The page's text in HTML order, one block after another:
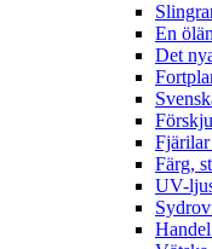
En
Det
Fjärilar
Färg,
UV-